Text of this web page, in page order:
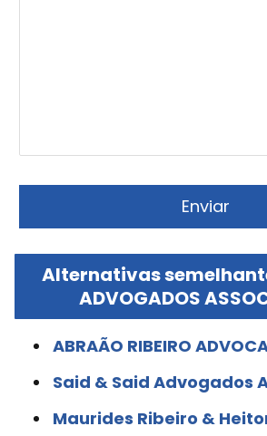
Alternativas
ADVOGADOS
ABRAÃO RIBEIRO
Said & Said Advogados
Maurides Ribeiro &